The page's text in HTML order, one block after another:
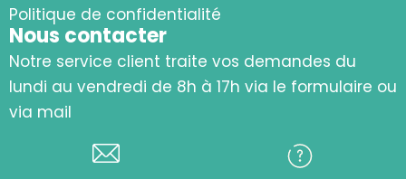
Politique de confidentialité
Nous contacter
Notre service client traite vos demandes du
lundi au vendredi de 8h à 17h via le formulaire ou
via mail